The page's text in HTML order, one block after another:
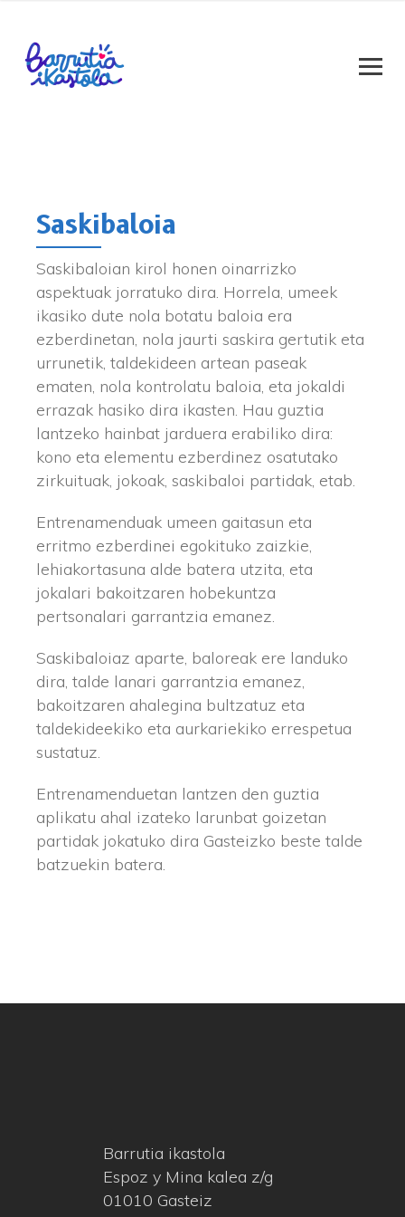
Saskibaloia
Saskibaloian kirol honen oinarrizko
aspektuak jorratuko dira. Horrela, umeek
ikasiko dute nola botatu baloia era
ezberdinetan, nola jaurti saskira gertutik eta
urrunetik, taldekideen artean paseak
ematen, nola kontrolatu baloia, eta jokaldi
errazak hasiko dira ikasten. Hau guztia
lantzeko hainbat jarduera erabiliko dira:
kono eta elementu ezberdinez osatutako
zirkuituak, jokoak, saskibaloi partidak, etab.
Entrenamenduak umeen gaitasun eta
erritmo ezberdinei egokituko zaizkie,
lehiakortasuna alde batera utzita, eta
jokalari bakoitzaren hobekuntza
pertsonalari garrantzia emanez.
Saskibaloiaz aparte, baloreak ere landuko
dira, talde lanari garrantzia emanez,
bakoitzaren ahalegina bultzatuz eta
taldekideekiko eta aurkariekiko errespetua
sustatuz.
Entrenamenduetan lantzen den guztia
aplikatu ahal izateko larunbat goizetan
partidak jokatuko dira Gasteizko beste talde
batzuekin batera.
Barrutia ikastola
Espoz y Mina kalea z/g
01010 Gasteiz